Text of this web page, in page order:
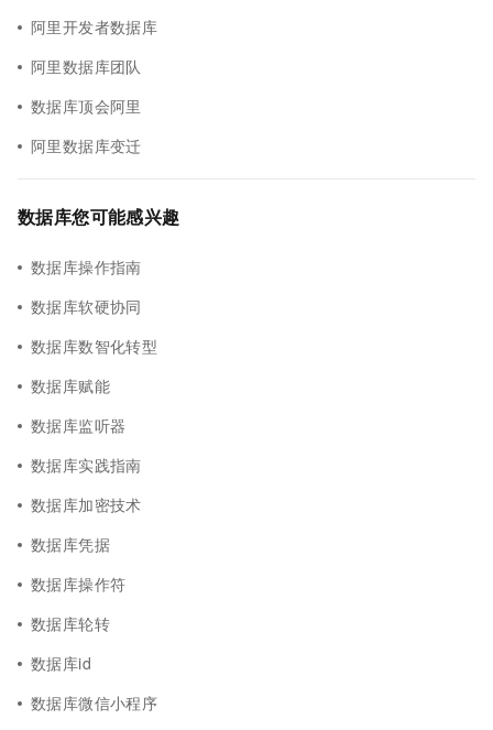
阿里开发者数据库
阿里数据库团队
数据库顶会阿里
阿里数据库变迁
数据库您可能感兴趣
数据库操作指南
数据库软硬协同
数据库数智化转型
数据库赋能
数据库监听器
数据库实践指南
数据库加密技术
数据库凭据
数据库操作符
数据库轮转
数据库id
数据库微信小程序